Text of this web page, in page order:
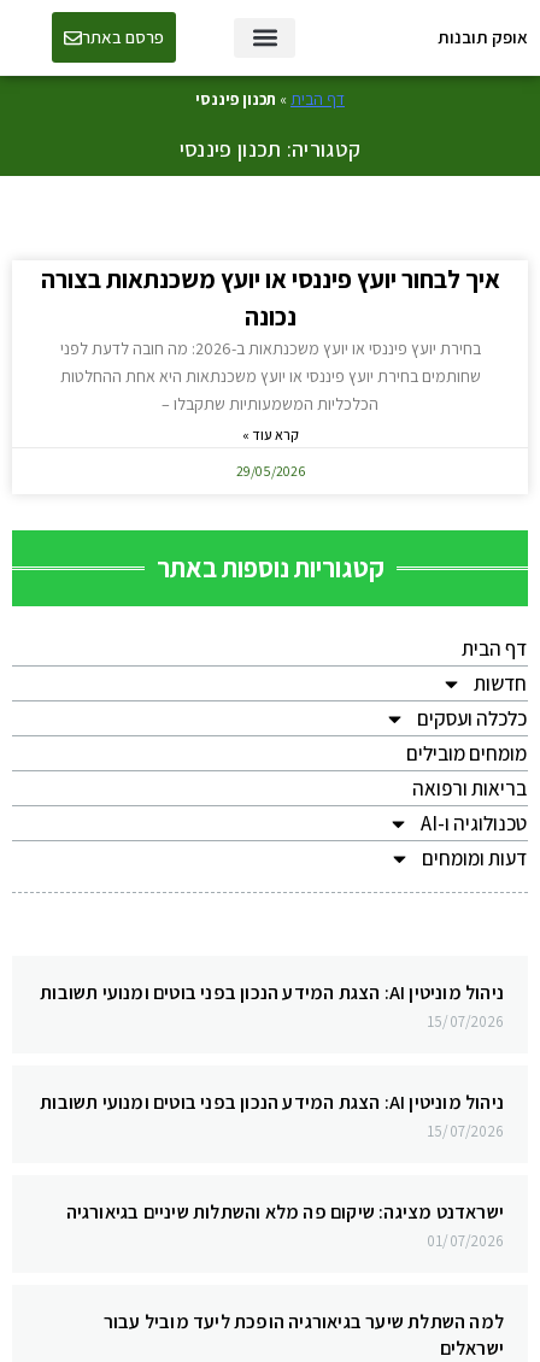
אופק תובנות פרסם באתר
דף הבית» תכנון פיננסי
קטגוריה: תכנון פיננסי
איך לבחור יועץ פיננסי או יועץ משכנתאות בצורה
נכונה
בחירת יועץ פיננסי או יועץ משכנתאות ב-2026: מה חובה לדעת לפני
שחותמים בחירת יועץ פיננסי או יועץ משכנתאות היא אחת ההחלטות
הכלכליות המשמעותיות שתקבלו –
קרא עוד »
29/05/2026
קטגוריות נוספות באתר
דף הבית
חדשות
כלכלה ועסקים
מומחים מובילים
בריאות ורפואה
טכנולוגיה ו-AI
דעות ומומחים
ניהול מוניטין AI: הצגת המידע הנכון בפני בוטים ומנועי תשובות
15/07/2026
ניהול מוניטין AI: הצגת המידע הנכון בפני בוטים ומנועי תשובות
15/07/2026
ישראדנט מציגה: שיקום פה מלא והשתלות שיניים בגיאורגיה
01/07/2026
למה השתלת שיער בגיאורגיה הופכת ליעד מוביל עבור
ישראלים